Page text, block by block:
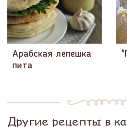
Арабская лепешка
пита
Другие рецепты в